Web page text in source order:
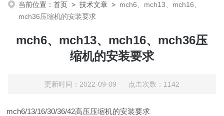
当前位置：首页 >技术文章 > mch6、mch13、mch16、
mch36压缩机的安装要求
mch6、mch13、mch16、mch36压
缩机的安装要求
更新时间：2022-09-09 点击次数：1142
mch6/13/16/30/36/42高压压缩机的安装要求